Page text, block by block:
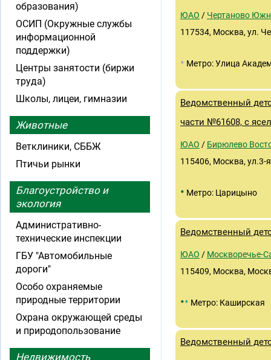
ЮАО / Чертаново
117534, Москва, ул.
• Метро: Улица
Ведомственный
части №61608, с
ЮАО / Бирюлево
115406, Москва, ул.3-
• Метро: Царицыно
Ведомственный
ЮАО / Москворечье-
115409, Москва,
•• Метро: Каширская
Ведомственный
образования)
ОСИП (Окружные службы
информационной
поддержки)
Центры занятости (биржи
труда)
Школы, лицеи, гимназии
Животные
Ветклиники, СББЖ
Птичьи рынки
Благоустройство и
экология
Административно-
технические инспекции
ГБУ "Автомобильные
дороги"
Особо охраняемые
природные территории
Охрана окружающей среды
и природопользование
Недвижимость